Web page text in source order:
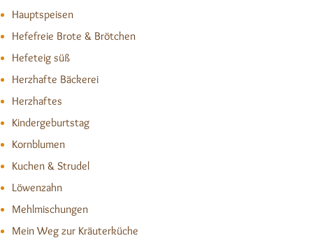
Hauptspeisen
Hefefreie Brote & Brötchen
Hefeteig süß
Herzhafte Bäckerei
Herzhaftes
Kindergeburtstag
Kornblumen
Kuchen & Strudel
Löwenzahn
Mehlmischungen
Mein Weg zur Kräuterküche